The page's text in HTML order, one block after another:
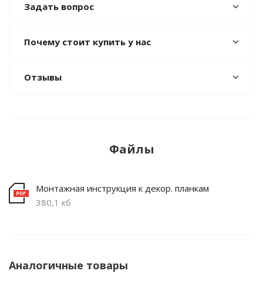
Задать вопрос
Почему стоит купить у нас
Отзывы
Файлы
Монтажная инструкция к декор. планкам
380,1 кб
Аналогичные товары